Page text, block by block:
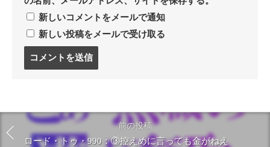
新しいコメントをメールで通知
新しい投稿をメールで受け取る
る
前の投稿
ロード・トゥ・990：③控えめに言っても金がねえ